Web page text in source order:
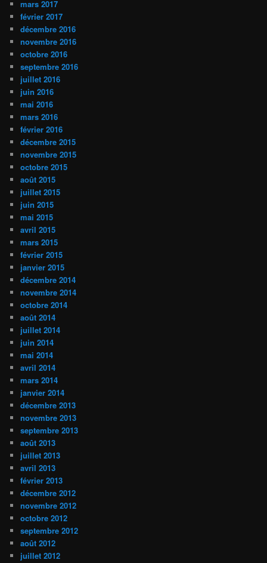
mars 2017
février 2017
décembre 2016
novembre 2016
octobre 2016
septembre 2016
juillet 2016
juin 2016
mai 2016
mars 2016
février 2016
décembre 2015
novembre 2015
octobre 2015
août 2015
juillet 2015
juin 2015
mai 2015
avril 2015
mars 2015
février 2015
janvier 2015
décembre 2014
novembre 2014
octobre 2014
août 2014
juillet 2014
juin 2014
mai 2014
avril 2014
mars 2014
janvier 2014
décembre 2013
novembre 2013
septembre 2013
août 2013
juillet 2013
avril 2013
février 2013
décembre 2012
novembre 2012
octobre 2012
septembre 2012
août 2012
juillet 2012